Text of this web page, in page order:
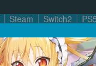
Steam Switch2 PS5